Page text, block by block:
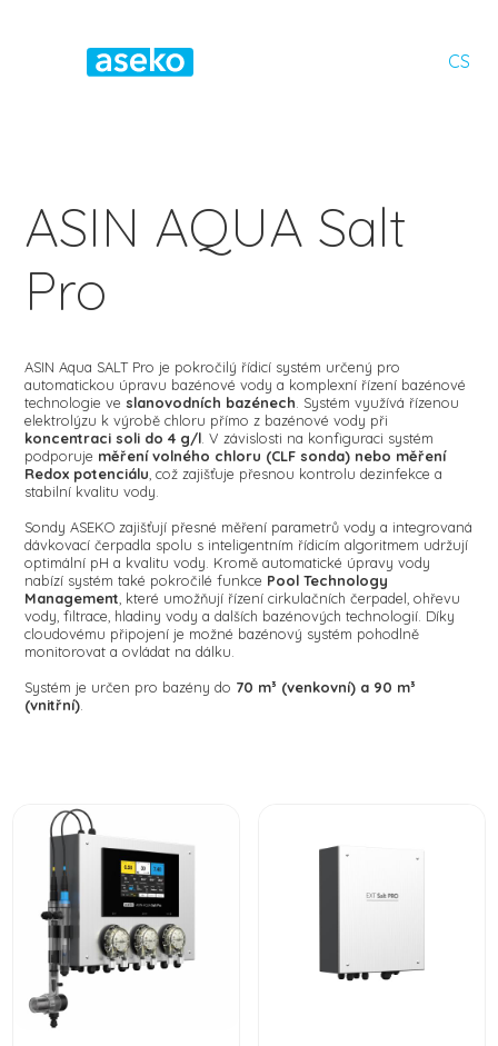
CS
ASIN AQUA Salt
Pro
ASIN Aqua SALT Pro je pokročilý řídicí systém určený pro
automatickou úpravu bazénové vody a komplexní řízení bazénové
technologie veslanovodních bazénech . Systém využívá řízenou
elektrolýzu k výrobě chloru přímo z bazénové vody při
koncentraci soli do 4 g/l . V závislosti na konfiguraci systém
podporuje měření volného chloru (CLF sonda) nebo měření
Redox potenciálu , což zajišťuje přesnou kontrolu dezinfekce a
stabilní kvalitu vody.
Sondy ASEKO zajišťují přesné měření parametrů vody a integrovaná
dávkovací čerpadla spolu s inteligentním řídicím algoritmem udržují
optimální pH a kvalitu vody. Kromě automatické úpravy vody
nabízí systém také pokročilé funkce Pool Technology
Management , které umožňují řízení cirkulačních čerpadel, ohřevu
vody, filtrace, hladiny vody a dalších bazénových technologií. Díky
cloudovému připojení je možné bazénový systém pohodlně
monitorovat a ovládat na dálku.
Systém je určen pro bazény do 70 m³ (venkovní) a 90 m³
(vnitřní)